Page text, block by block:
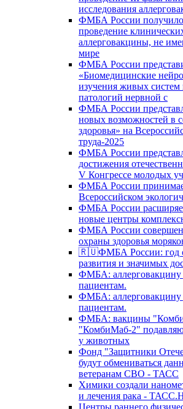
исследования
ФМБА России получило
проведение
аллерговакцины, не
мире
ФМБА России
«Биомедицинские
изучения живых систем
патологий нервной с
ФМБА России
новых возможностей в
здоровья» на
труда-2025
ФМБА России
достижения
V Конгрессе молодых
ФМБА России
Всероссийском
ФМБА России
новые центры
ФМБА России
охраны здоровья
🇷🇺ФМБА России: год
развития и значимых
ФМБА: аллерговакцину
пациентам.
ФМБА: аллерговакцину
пациентам.
ФМБА: вакцины
"КомбиМаб-2"
у животных
Фонд "Защитники
будут обмениваться
ветеранам СВО - ТАСС
Химики создали
и лечения рака -
Центры раннего